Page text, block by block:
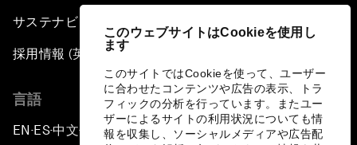
このウェブサイトはCookieを使用し
ます
このサイトではCookieを使って、ユーザー
に合わせたコンテンツや広告の表示、トラ
フィックの分析を行っています。またユー
ザーによるサイトの利用状況についても情
報を収集し、ソーシャルメディアや広告配
サステナビリティへの取り組み
採用情報 (英語のみ)
言語
EN ▪ES▪中文▪ 日本語